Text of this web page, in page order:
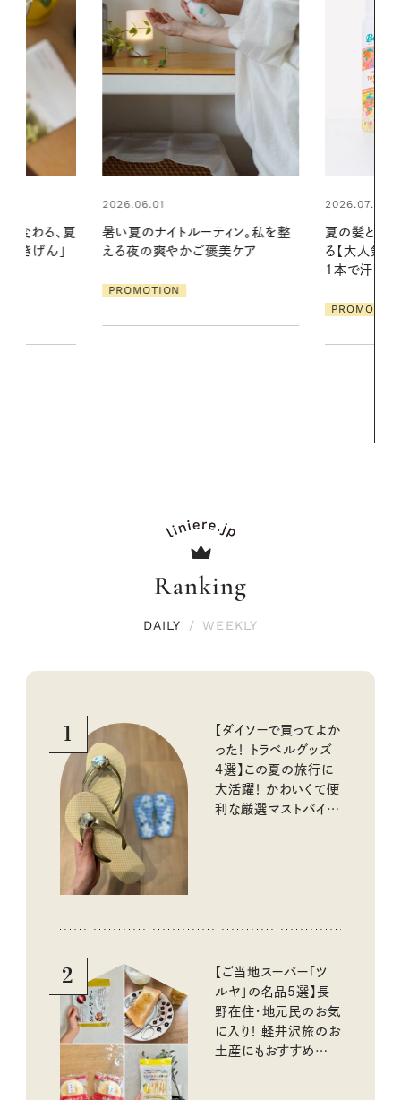
ン。私を整
ケア
2026.07.24
夏の髪と心が瞬時にリフレッシュす
る【大人気のドライシャンプー】 この
2026.06.01
真夏に向け
やりジェルと
地よくうるお
Ranking
DAILY / WEEKLY
1
【ダイソーで買ってよか
った！ トラベルグッズ
4選】この夏の旅行に
大活躍！ かわいくて便
利な厳選マストバイア
2
【ご当地スーパー「ツ
ルヤ」の名品5選】長
野在住・地元民のお気
に入り！ 軽井沢旅のお
土産にもおすすめのお